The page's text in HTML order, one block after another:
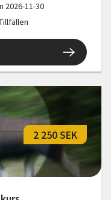
2026-11-30
2 250 SEK